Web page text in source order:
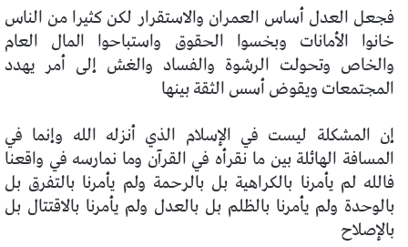
فجعل العدل أساس العمران والاستقرار لكن كثيرا من الناس
خانوا الأمانات وبخسوا الحقوق واستباحوا المال العام
والخاص وتحولت الرشوة والفساد والغش إلى أمر يهدد
المجتمعات ويقوض أسس الثقة بينها
إن المشكلة ليست في الإسلام الذي أنزله الله وإنما في
المسافة الهائلة بين ما نقرأه في القرآن وما نمارسه في واقعنا
فالله لم يأمرنا بالكراهية بل بالرحمة ولم يأمرنا بالتفرق بل
بالوحدة ولم يأمرنا بالظلم بل بالعدل ولم يأمرنا بالاقتتال بل
بالإصلاح